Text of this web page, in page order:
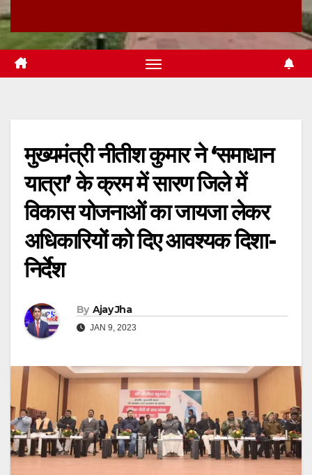
मुख्यमंत्री नीतीश कुमार ने ‘समाधान
यात्रा’ के क्रम में सारण जिले में
विकास योजनाओं का जायजा लेकर
अधिकारियों को दिए आवश्यक दिशा-
निर्देश
By Ajay Jha
JAN 9, 2023